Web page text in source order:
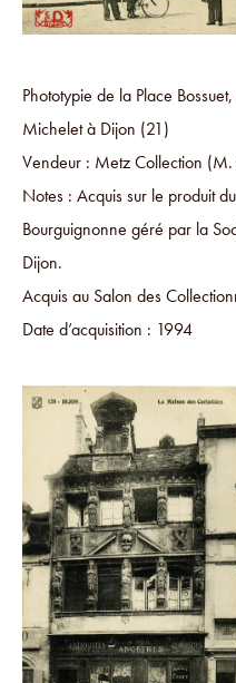
Phototypie de la Place
Michelet à Dijon (21)
Vendeur : Metz Collection
Notes : Acquis sur le produit
Bourguignonne géré par la
Dijon.
Acquis au Salon des
Date d’acquisition : 1994